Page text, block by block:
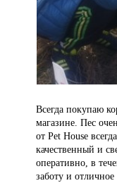
Всегда покупаю
магазине. Пес
от Pet House
качественный и
оперативно, в
заботу и